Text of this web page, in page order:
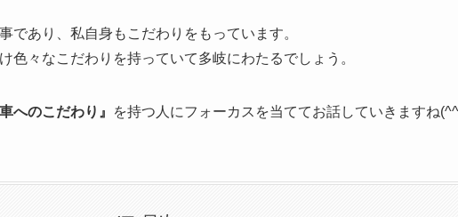
であり、私自身もこだわりをもっています。
色々なこだわりを持っていて多岐にわたるでしょう。
車へのこだわり』 を持つ人にフォーカスを当ててお話していきますね